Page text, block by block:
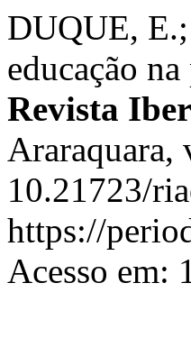
DUQUE,
educação
Revista
Araraquara,
10.21723/
https://
Acesso em: